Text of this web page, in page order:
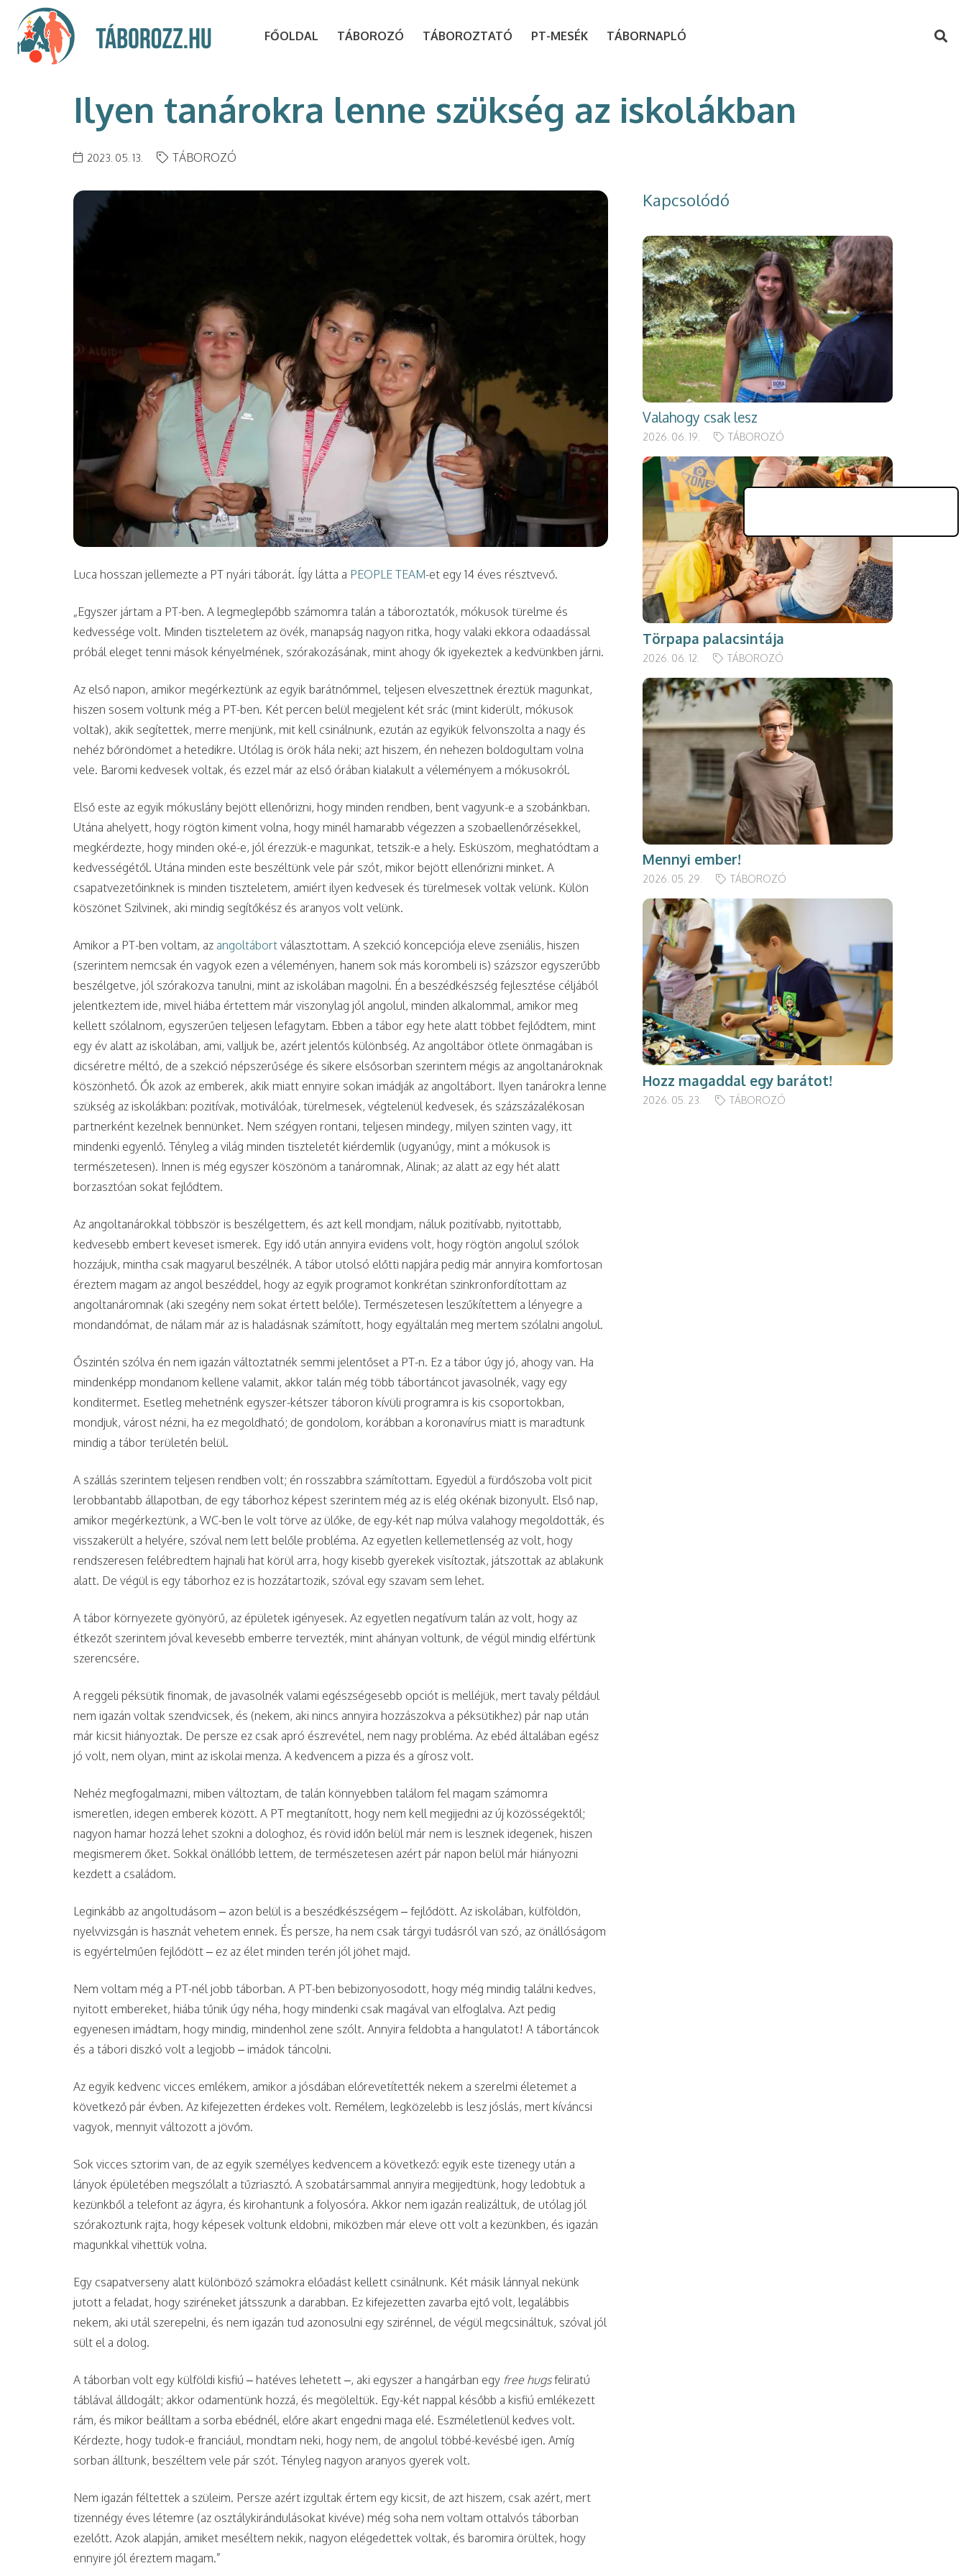
FŐOLDAL TÁBOROZÓ TÁBOROZTATÓ PT-MESÉK TÁBORNAPLÓ
Ilyen tanárokra lenne szükség az iskolákban
2023. 05. 13. TÁBOROZÓ
Luca hosszan jellemezte a PT nyári táborát. Így látta a PEOPLE TEAM-et egy 14 éves résztvevő.
„Egyszer jártam a PT-ben. A legmeglepőbb számomra talán a táboroztatók, mókusok türelme és
kedvessége volt. Minden tiszteletem az övék, manapság nagyon ritka, hogy valaki ekkora odaadással
próbál eleget tenni mások kényelmének, szórakozásának, mint ahogy ők igyekeztek a kedvünkben járni.
Az első napon, amikor megérkeztünk az egyik barátnőmmel, teljesen elveszettnek éreztük magunkat,
hiszen sosem voltunk még a PT-ben. Két percen belül megjelent két srác (mint kiderült, mókusok
voltak), akik segítettek, merre menjünk, mit kell csinálnunk, ezután az egyikük felvonszolta a nagy és
nehéz bőröndömet a hetedikre. Utólag is örök hála neki; azt hiszem, én nehezen boldogultam volna
vele. Baromi kedvesek voltak, és ezzel már az első órában kialakult a véleményem a mókusokról.
Első este az egyik mókuslány bejött ellenőrizni, hogy minden rendben, bent vagyunk-e a szobánkban.
Utána ahelyett, hogy rögtön kiment volna, hogy minél hamarabb végezzen a szobaellenőrzésekkel,
megkérdezte, hogy minden oké-e, jól érezzük-e magunkat, tetszik-e a hely. Esküszöm, meghatódtam a
kedvességétől. Utána minden este beszéltünk vele pár szót, mikor bejött ellenőrizni minket. A
csapatvezetőinknek is minden tiszteletem, amiért ilyen kedvesek és türelmesek voltak velünk. Külön
köszönet Szilvinek, aki mindig segítőkész és aranyos volt velünk.
Amikor a PT-ben voltam, az angoltábort választottam. A szekció koncepciója eleve zseniális, hiszen
(szerintem nemcsak én vagyok ezen a véleményen, hanem sok más korombeli is) százszor egyszerűbb
beszélgetve, jól szórakozva tanulni, mint az iskolában magolni. Én a beszédkészség fejlesztése céljából
jelentkeztem ide, mivel hiába értettem már viszonylag jól angolul, minden alkalommal, amikor meg
kellett szólalnom, egyszerűen teljesen lefagytam. Ebben a tábor egy hete alatt többet fejlődtem, mint
egy év alatt az iskolában, ami, valljuk be, azért jelentős különbség. Az angoltábor ötlete önmagában is
dicséretre méltó, de a szekció népszerűsége és sikere elsősorban szerintem mégis az angoltanároknak
köszönhető. Ők azok az emberek, akik miatt ennyire sokan imádják az angoltábort. Ilyen tanárokra lenne
szükség az iskolákban: pozitívak, motiválóak, türelmesek, végtelenül kedvesek, és százszázalékosan
partnerként kezelnek bennünket. Nem szégyen rontani, teljesen mindegy, milyen szinten vagy, itt
mindenki egyenlő. Tényleg a világ minden tiszteletét kiérdemlik (ugyanúgy, mint a mókusok is
természetesen). Innen is még egyszer köszönöm a tanáromnak, Alinak; az alatt az egy hét alatt
borzasztóan sokat fejlődtem.
Az angoltanárokkal többször is beszélgettem, és azt kell mondjam, náluk pozitívabb, nyitottabb,
kedvesebb embert keveset ismerek. Egy idő után annyira evidens volt, hogy rögtön angolul szólok
hozzájuk, mintha csak magyarul beszélnék. A tábor utolsó előtti napjára pedig már annyira komfortosan
éreztem magam az angol beszéddel, hogy az egyik programot konkrétan szinkronfordítottam az
angoltanáromnak (aki szegény nem sokat értett belőle). Természetesen leszűkítettem a lényegre a
mondandómat, de nálam már az is haladásnak számított, hogy egyáltalán meg mertem szólalni angolul.
Őszintén szólva én nem igazán változtatnék semmi jelentőset a PT-n. Ez a tábor úgy jó, ahogy van. Ha
mindenképp mondanom kellene valamit, akkor talán még több tábortáncot javasolnék, vagy egy
konditermet. Esetleg mehetnénk egyszer-kétszer táboron kívüli programra is kis csoportokban,
mondjuk, várost nézni, ha ez megoldható; de gondolom, korábban a koronavírus miatt is maradtunk
mindig a tábor területén belül.
A szállás szerintem teljesen rendben volt; én rosszabbra számítottam. Egyedül a fürdőszoba volt picit
lerobbantabb állapotban, de egy táborhoz képest szerintem még az is elég okénak bizonyult. Első nap,
amikor megérkeztünk, a WC-ben le volt törve az ülőke, de egy-két nap múlva valahogy megoldották, és
visszakerült a helyére, szóval nem lett belőle probléma. Az egyetlen kellemetlenség az volt, hogy
rendszeresen felébredtem hajnali hat körül arra, hogy kisebb gyerekek visítoztak, játszottak az ablakunk
alatt. De végül is egy táborhoz ez is hozzátartozik, szóval egy szavam sem lehet.
A tábor környezete gyönyörű, az épületek igényesek. Az egyetlen negatívum talán az volt, hogy az
étkezőt szerintem jóval kevesebb emberre tervezték, mint ahányan voltunk, de végül mindig elfértünk
szerencsére.
A reggeli péksütik finomak, de javasolnék valami egészségesebb opciót is melléjük, mert tavaly például
nem igazán voltak szendvicsek, és (nekem, aki nincs annyira hozzászokva a péksütikhez) pár nap után
már kicsit hiányoztak. De persze ez csak apró észrevétel, nem nagy probléma. Az ebéd általában egész
jó volt, nem olyan, mint az iskolai menza. A kedvencem a pizza és a gírosz volt.
Nehéz megfogalmazni, miben változtam, de talán könnyebben találom fel magam számomra
ismeretlen, idegen emberek között. A PT megtanított, hogy nem kell megijedni az új közösségektől;
nagyon hamar hozzá lehet szokni a dologhoz, és rövid időn belül már nem is lesznek idegenek, hiszen
megismerem őket. Sokkal önállóbb lettem, de természetesen azért pár napon belül már hiányozni
kezdett a családom.
Leginkább az angoltudásom – azon belül is a beszédkészségem – fejlődött. Az iskolában, külföldön,
nyelvvizsgán is hasznát vehetem ennek. És persze, ha nem csak tárgyi tudásról van szó, az önállóságom
is egyértelműen fejlődött – ez az élet minden terén jól jöhet majd.
Nem voltam még a PT-nél jobb táborban. A PT-ben bebizonyosodott, hogy még mindig találni kedves,
nyitott embereket, hiába tűnik úgy néha, hogy mindenki csak magával van elfoglalva. Azt pedig
egyenesen imádtam, hogy mindig, mindenhol zene szólt. Annyira feldobta a hangulatot! A tábortáncok
és a tábori diszkó volt a legjobb – imádok táncolni.
Az egyik kedvenc vicces emlékem, amikor a jósdában előrevetítették nekem a szerelmi életemet a
következő pár évben. Az kifejezetten érdekes volt. Remélem, legközelebb is lesz jóslás, mert kíváncsi
vagyok, mennyit változott a jövőm.
Sok vicces sztorim van, de az egyik személyes kedvencem a következő: egyik este tizenegy után a
lányok épületében megszólalt a tűzriasztó. A szobatársammal annyira megijedtünk, hogy ledobtuk a
kezünkből a telefont az ágyra, és kirohantunk a folyosóra. Akkor nem igazán realizáltuk, de utólag jól
szórakoztunk rajta, hogy képesek voltunk eldobni, miközben már eleve ott volt a kezünkben, és igazán
magunkkal vihettük volna.
Egy csapatverseny alatt különböző számokra előadást kellett csinálnunk. Két másik lánnyal nekünk
jutott a feladat, hogy sziréneket játsszunk a darabban. Ez kifejezetten zavarba ejtő volt, legalábbis
nekem, aki utál szerepelni, és nem igazán tud azonosulni egy szirénnel, de végül megcsináltuk, szóval jól
sült el a dolog.
A táborban volt egy külföldi kisfiú – hatéves lehetett –, aki egyszer a hangárban egy free hugsfeliratú
táblával álldogált; akkor odamentünk hozzá, és megöleltük. Egy-két nappal később a kisfiú emlékezett
rám, és mikor beálltam a sorba ebédnél, előre akart engedni maga elé. Eszméletlenül kedves volt.
Kérdezte, hogy tudok-e franciául, mondtam neki, hogy nem, de angolul többé-kevésbé igen. Amíg
sorban álltunk, beszéltem vele pár szót. Tényleg nagyon aranyos gyerek volt.
Nem igazán féltettek a szüleim. Persze azért izgultak értem egy kicsit, de azt hiszem, csak azért, mert
tizennégy éves létemre (az osztálykirándulásokat kivéve) még soha nem voltam ottalvós táborban
ezelőtt. Azok alapján, amiket meséltem nekik, nagyon elégedettek voltak, és baromira örültek, hogy
ennyire jól éreztem magam.”
Kapcsolódó
Valahogy csak lesz
2026. 06. 19. TÁBOROZÓ
Törpapa palacsintája
2026. 06. 12. TÁBOROZÓ
Mennyi ember!
2026. 05. 29. TÁBOROZÓ
Hozz magaddal egy barátot!
2026. 05. 23. TÁBOROZÓ